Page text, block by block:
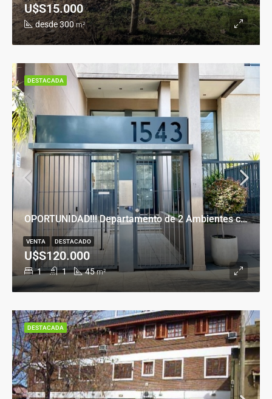
desde 300 m²
U$S15.000
OPORTUNIDAD!!! Departamento de 2 Ambientes con Cochera en Banfield Este
1 1 45 m²
U$S120.000
VENTA DESTACADO
DESTACADA
DESTACADA